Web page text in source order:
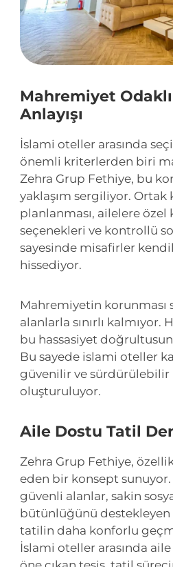
Mahremiyet
Anlayışı
İslami oteller arasında
önemli kriterlerden biri
Zehra Grup Fethiye, bu
yaklaşım sergiliyor. Ortak
planlanması, ailelere özel
seçenekleri ve kontrollü
sayesinde misafirler
hissediyor.
Mahremiyetin korunması
alanlarla sınırlı kalmıyor.
bu hassasiyet
Bu sayede islami oteller
güvenilir ve sürdürülebilir
oluşturuluyor.
Aile Dostu Tatil
Zehra Grup Fethiye,
eden bir konsept
güvenli alanlar, sakin
bütünlüğünü
tatilin daha konforlu
İslami oteller arasında aile